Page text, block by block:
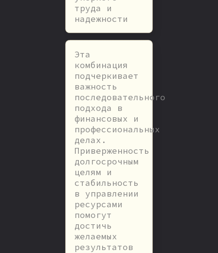
труда и
надежности
Эта
комбинация
подчеркивает
важность
последовательного
подхода в
финансовых и
профессиональных
делах.
Приверженность
долгосрочным
целям и
стабильность
в управлении
ресурсами
помогут
достичь
желаемых
результатов